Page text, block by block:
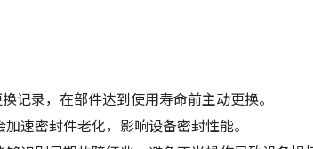
记录，在部件达到使用寿命前主动更换。
速密封件老化，影响设备密封性能。